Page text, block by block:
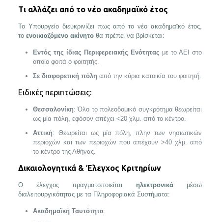
Τι αλλάζει από το νέο ακαδημαϊκό έτος
Το Υπουργείο διευκρινίζει πως από το νέο ακαδημαϊκό έτος,
το ενοικιαζόμενο ακίνητοθα πρέπει να βρίσκεται:
Εντός της ίδιας Περιφερειακής Ενότητας με το ΑΕΙ στο
οποίο φοιτά ο φοιτητής.
Σε διαφορετική πόλη από την κύρια κατοικία του φοιτητή.
Ειδικές περιπτώσεις:
Θεσσαλονίκη: Όλο το πολεοδομικό συγκρότημα θεωρείται
ως μία πόλη, εφόσον απέχει <20 χλμ. από το κέντρο.
Αττική: Θεωρείται ως μία πόλη, πλην των νησιωτικών
περιοχών και των περιοχών που απέχουν >40 χλμ. από
το κέντρο της Αθήνας.
Δικαιολογητικά & Έλεγχος Κριτηρίων
Ο έλεγχος πραγματοποιείται ηλεκτρονικάμέσω
διαλειτουργικότητας με τα Πληροφοριακά Συστήματα:
Ακαδημαϊκή Ταυτότητα